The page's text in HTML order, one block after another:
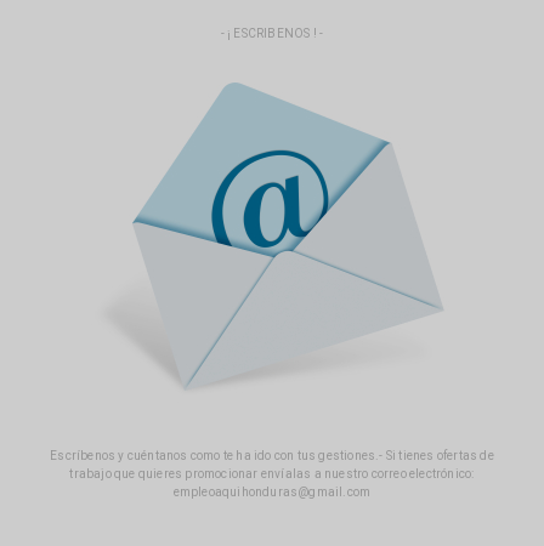
- ¡ ESCRIBENOS ! -
Escríbenos y cuéntanos como te ha ido con tus gestiones.- Si tienes ofertas de
trabajo que quieres promocionar envíalas a nuestro correo electrónico:
empleoaquihonduras@gmail.com